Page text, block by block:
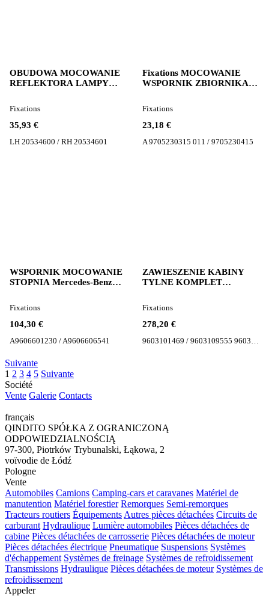
OBUDOWA MOCOWANIE
REFLEKTORA LAMPY
FH 12
35,93 €
Fixations
LH 20534600 / RH 20534601
Fixations MOCOWANIE
WSPORNIK ZBIORNIKA
ATEGO III 3 EURO 6
23,18 €
Fixations
A 9705230315 011 / 9705230415
WSPORNIK MOCOWANIE
STOPNIA Mercedes-Benz
A9606601230 pour tracteur
routier Mercedes-Benz
ACTROS MP4
104,30 €
Fixations
A9606601230 / A9606606541
ZAWIESZENIE KABINY
TYLNE KOMPLET
SUSPENSION DE CABINE
ARRIÈRE MERCEDES
ACTROS MP4 9603101469
Mercedes-Benz ACTROS
278,20 €
Fixations
9603101469 / 9603109555 9603106155/ ka9443/40/101
Suivante
1 2 3 4 5 Suivante
Société
Vente Galerie Contacts
français
QINDITO SPÓŁKA Z OGRANICZONĄ
ODPOWIEDZIALNOŚCIĄ
97-300, Piotrków Trybunalski, Łąkowa, 2
voïvodie de Łódź
Pologne
Vente
Automobiles Camions Camping-cars et caravanes Matériel de
manutention Matériel forestier Remorques Semi-remorques
Tracteurs routiers Équipements Autres pièces détachées Circuits de
carburant Hydraulique Lumière automobiles Pièces détachées de
cabine Pièces détachées de carrosserie Pièces détachées de moteur
Pièces détachées électrique Pneumatique Suspensions Systèmes
d'échappement Systèmes de freinage Systèmes de refroidissement
Transmissions Hydraulique Pièces détachées de moteur Systèmes de
refroidissement
Appeler